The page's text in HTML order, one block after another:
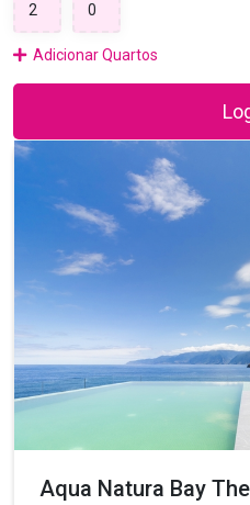
Adicionar Quartos
Aqua Natura Bay